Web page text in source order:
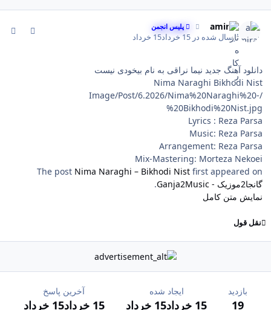
amirali پلیس انجمن
ارسال شده در15 خرداد 15 خرداد
دانلود آهنگ جدید نیما نراقی به نام بیخودی نیست
Nima Naraghi Bikhodi Nist
/Image/Post/6.2026/Nima%20Naraghi%20-
%20Bikhodi%20Nist.jpg
Lyrics : Reza Parsa
Music: Reza Parsa
Arrangement: Reza Parsa
Mix-Mastering: Morteza Nekoei
The post Nima Naraghi – Bikhodi Nist first appeared on
گانجا2موزیک - Ganja2Music
.
نمایش متن کامل
نقل قول
بازدید
19
ایجاد شده
15 خرداد 15 خرداد
آخرین پاسخ
15 خرداد 15 خرداد